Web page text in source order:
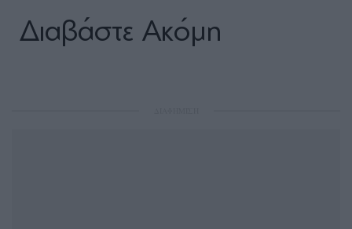
Διαβάστε Ακόμη